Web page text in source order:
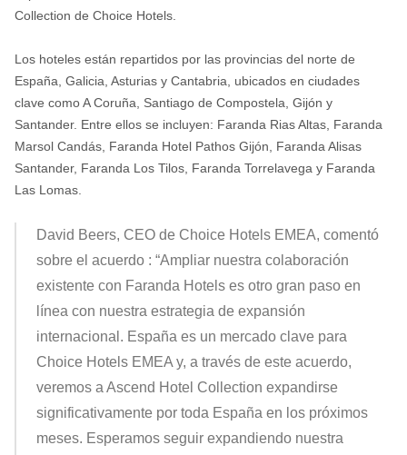
Collection de Choice Hotels.
Los hoteles están repartidos por las provincias del norte de
España, Galicia, Asturias y Cantabria, ubicados en ciudades
clave como A Coruña, Santiago de Compostela, Gijón y
Santander. Entre ellos se incluyen: Faranda Rias Altas, Faranda
Marsol Candás, Faranda Hotel Pathos Gijón, Faranda Alisas
Santander, Faranda Los Tilos, Faranda Torrelavega y Faranda
Las Lomas.
David Beers, CEO de Choice Hotels EMEA, comentó
sobre el acuerdo: “Ampliar nuestra colaboración
existente con Faranda Hotels es otro gran paso en
línea con nuestra estrategia de expansión
internacional. España es un mercado clave para
Choice Hotels EMEA y, a través de este acuerdo,
veremos a Ascend Hotel Collection expandirse
significativamente por toda España en los próximos
meses. Esperamos seguir expandiendo nuestra